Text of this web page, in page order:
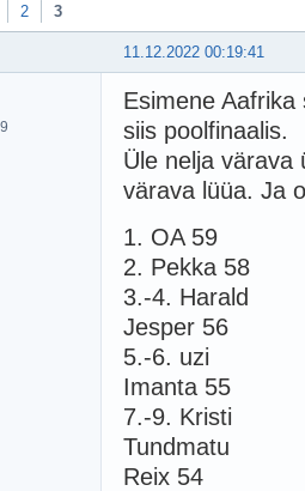
2 3
11.12.2022 00:19:41
Esimene
siis poolfinaalis.
Üle nelja värava
värava lüüa. Ja
1. OA 59
2. Pekka 58
3.-4. Harald
Jesper 56
5.-6. uzi
Imanta 55
7.-9. Kristi
Tundmatu
Reix 54